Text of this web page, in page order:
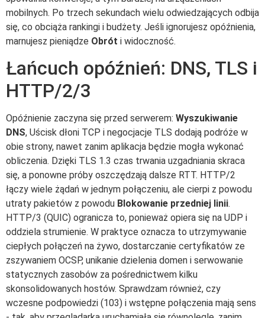
mobilnych. Po trzech sekundach wielu odwiedzających odbija
się, co obciąża rankingi i budżety. Jeśli ignorujesz opóźnienia,
marnujesz pieniądze Obrót i widoczność.
Łańcuch opóźnień: DNS, TLS i
HTTP/2/3
Opóźnienie zaczyna się przed serwerem: Wyszukiwanie
DNS, Uścisk dłoni TCP i negocjacje TLS dodają podróże w
obie strony, nawet zanim aplikacja będzie mogła wykonać
obliczenia. Dzięki TLS 1.3 czas trwania uzgadniania skraca
się, a ponowne próby oszczędzają dalsze RTT. HTTP/2
łączy wiele żądań w jednym połączeniu, ale cierpi z powodu
utraty pakietów z powodu Blokowanie przedniej linii.
HTTP/3 (QUIC) ogranicza to, ponieważ opiera się na UDP i
oddziela strumienie. W praktyce oznacza to utrzymywanie
ciepłych połączeń na żywo, dostarczanie certyfikatów ze
zszywaniem OCSP, unikanie dzielenia domen i serwowanie
statycznych zasobów za pośrednictwem kilku
skonsolidowanych hostów. Sprawdzam również, czy
wczesne podpowiedzi (103) i wstępne połączenia mają sens